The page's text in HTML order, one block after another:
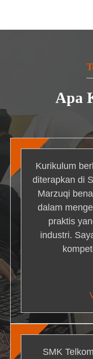
Apa
Kurikulum
diterapkan di
Marzuqi
dalam
praktis
industri.
SMK